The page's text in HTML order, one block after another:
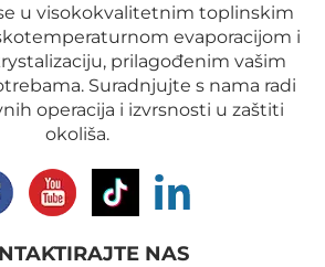
u visokokvalitetnim toplinskim
evaporacijom i
prilagođenim vašim
Suradnjujte s nama radi
operacija i izvrsnosti u zaštiti
okoliša.
NAS